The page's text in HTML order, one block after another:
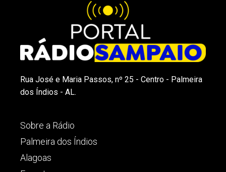
Rua José e Maria Passos, nº 25 - Centro - Palmeira
dos Índios - AL.
Sobre a Rádio
Palmeira dos Índios
Alagoas